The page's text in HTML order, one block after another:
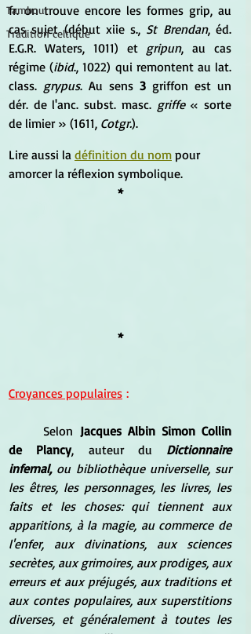
Tambour
Tradition celtique
fr. on trouve encore les formes grip, au
cas sujet (début xiie s., St Brendan, éd.
E.G.R. Waters, 1011) et gripun, au cas
régime (ibid., 1022) qui remontent au lat.
class. grypus. Au sens 3 griffon est un
dér. de l'anc. subst. masc. griffe « sorte
de limier » (1611, Cotgr.).
Lire aussi la définition du nom pour
amorcer la réflexion symbolique.
*
*
Croyances populaires :
Selon Jacques Albin Simon Collin
de Plancy, auteur du Dictionnaire
infernal, ou bibliothèque universelle, sur
les êtres, les personnages, les livres, les
faits et les choses: qui tiennent aux
apparitions, à la magie, au commerce de
l'enfer, aux divinations, aux sciences
secrètes, aux grimoires, aux prodiges, aux
erreurs et aux préjugés, aux traditions et
aux contes populaires, aux superstitions
diverses, et généralement à toutes les